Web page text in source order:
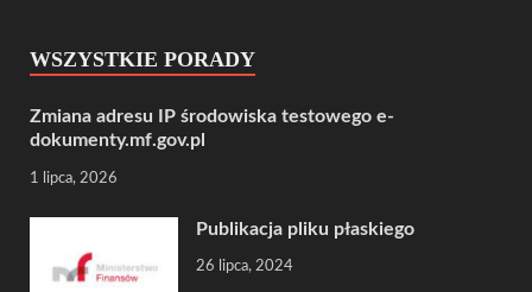
WSZYSTKIE PORADY
Zmiana adresu IP środowiska testowego e-
dokumenty.mf.gov.pl
1 lipca, 2026
Publikacja pliku płaskiego
26 lipca, 2024